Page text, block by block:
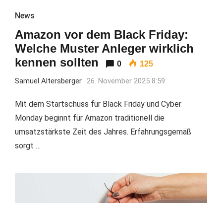
News
Amazon vor dem Black Friday:
Welche Muster Anleger wirklich
kennen sollten
0 125
Samuel Altersberger 26. November 2025 8:59
Mit dem Startschuss für Black Friday und Cyber
Monday beginnt für Amazon traditionell die
umsatzstärkste Zeit des Jahres. Erfahrungsgemäß
sorgt …